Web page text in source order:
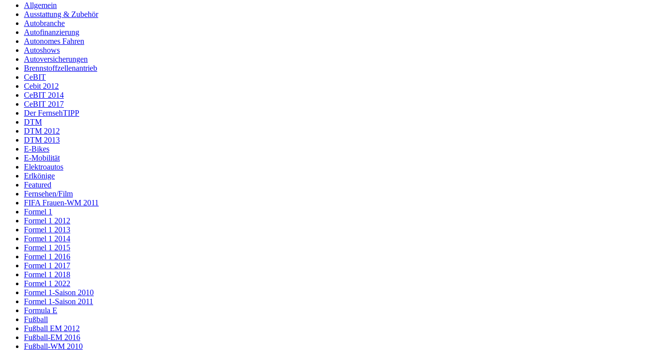
Allgemein
Ausstattung & Zubehör
Autobranche
Autofinanzierung
Autonomes Fahren
Autoshows
Autoversicherungen
Brennstoffzellenantrieb
CeBIT
Cebit 2012
CeBIT 2014
CeBIT 2017
Der FernsehTIPP
DTM
DTM 2012
DTM 2013
E-Bikes
E-Mobilität
Elektroautos
Erlkönige
Featured
Fernsehen/Film
FIFA Frauen-WM 2011
Formel 1
Formel 1 2012
Formel 1 2013
Formel 1 2014
Formel 1 2015
Formel 1 2016
Formel 1 2017
Formel 1 2018
Formel 1 2022
Formel 1-Saison 2010
Formel 1-Saison 2011
Formula E
Fußball
Fußball EM 2012
Fußball-EM 2016
Fußball-WM 2010